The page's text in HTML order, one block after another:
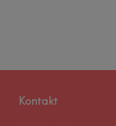
Was unsere
Kontakt